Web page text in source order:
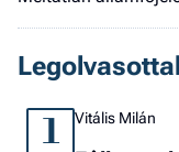
1 Vitális Milán